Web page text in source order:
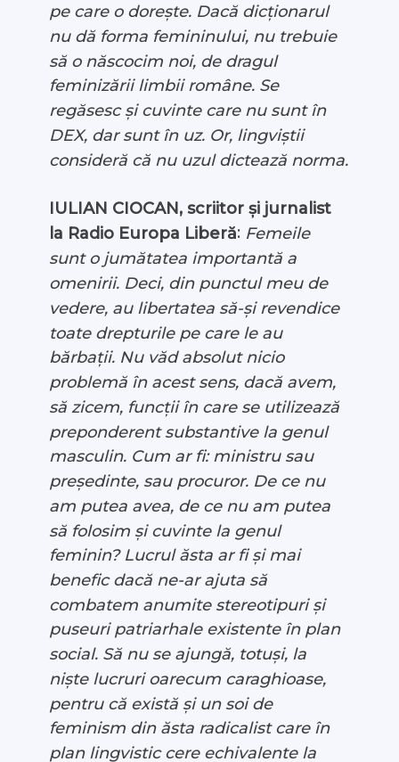
pe care o dorește. Dacă dicționarul
nu dă forma femininului, nu trebuie
să o născocim noi, de dragul
feminizării limbii române. Se
regăsesc și cuvinte care nu sunt în
DEX, dar sunt în uz. Or, lingviștii
consideră că nu uzul dictează norma.
IULIAN CIOCAN, scriitor și jurnalist
la Radio Europa Liberă: Femeile
sunt o jumătatea importantă a
omenirii. Deci, din punctul meu de
vedere, au libertatea să-și revendice
toate drepturile pe care le au
bărbații. Nu văd absolut nicio
problemă în acest sens, dacă avem,
să zicem, funcții în care se utilizează
preponderent substantive la genul
masculin. Cum ar fi: ministru sau
președinte, sau procuror. De ce nu
am putea avea, de ce nu am putea
să folosim și cuvinte la genul
feminin? Lucrul ăsta ar fi și mai
benefic dacă ne-ar ajuta să
combatem anumite stereotipuri și
puseuri patriarhale existente în plan
social. Să nu se ajungă, totuși, la
niște lucruri oarecum caraghioase,
pentru că există și un soi de
feminism din ăsta radicalist care în
plan lingvistic cere echivalente la